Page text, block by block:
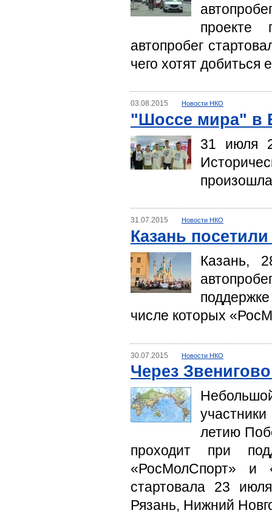
проекте
автопробег
чего хотят добиться
03.08.2015 Новости НКО
"Шоссе мира" в
31 июля
31.07.2015 Новости НКО
Казань
Казань,
числе которых
30.07.2015 Новости НКО
Через
летию
проходит при
«РосМолСпорт» и
стартовала 23
Рязань, Нижний